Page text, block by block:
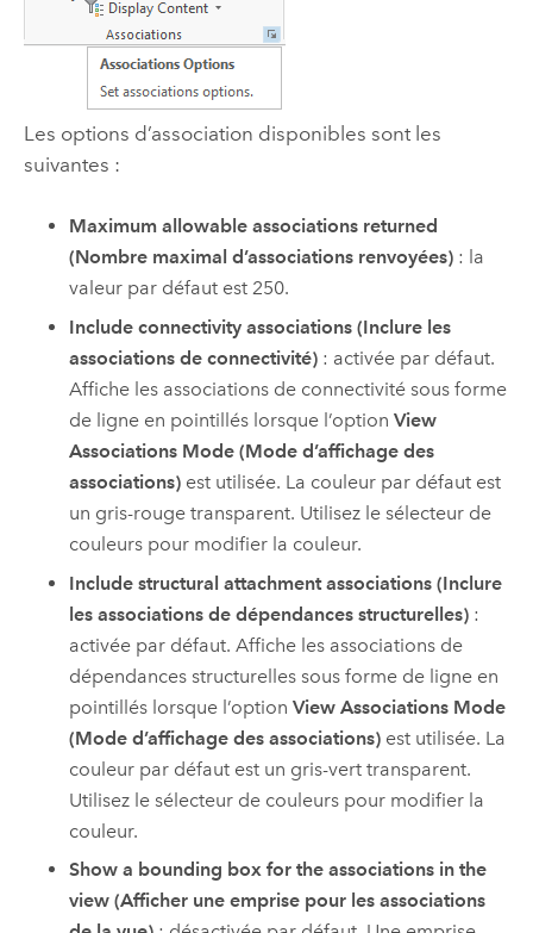
Les options d’association disponibles sont les
suivantes :
Maximum allowable associations returned
(Nombre maximal d’associations renvoyées) : la
valeur par défaut est 250.
Include connectivity associations (Inclure les
associations de connectivité) : activée par défaut.
Affiche les associations de connectivité sous forme
de ligne en pointillés lorsque l’optionView
Associations Mode (Mode d’affichage des
associations) est utilisée. La couleur par défaut est
un gris-rouge transparent. Utilisez le sélecteur de
couleurs pour modifier la couleur.
Include structural attachment associations (Inclure
les associations de dépendances structurelles) :
activée par défaut. Affiche les associations de
dépendances structurelles sous forme de ligne en
pointillés lorsque l’optionView Associations Mode
(Mode d’affichage des associations) est utilisée. La
couleur par défaut est un gris-vert transparent.
Utilisez le sélecteur de couleurs pour modifier la
couleur.
Show a bounding box for the associations in the
view (Afficher une emprise pour les associations